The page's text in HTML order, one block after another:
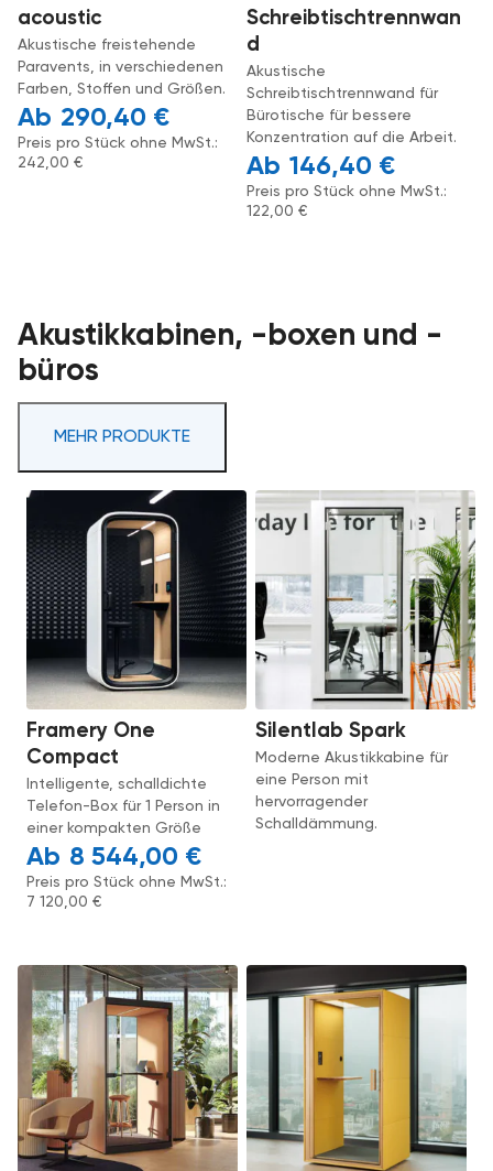
acoustic
Akustische freistehende
Paravents, in verschiedenen
Farben, Stoffen und Größen.
290,40 €
Preis pro Stück ohne MwSt.:
242,00 €
Schreibtischtrennwan
d
Akustische
Schreibtischtrennwand für
Bürotische für bessere
Konzentration auf die Arbeit.
146,40 €
Preis pro Stück ohne MwSt.:
122,00 €
Akustikkabinen, -boxen und -
büros
MEHR PRODUKTE
Framery One
Compact
Intelligente, schalldichte
Telefon-Box für 1 Person in
einer kompakten Größe
8 544,00 €
Preis pro Stück ohne MwSt.:
7 120,00€
Silentlab Spark
Moderne Akustikkabine für
eine Person mit
hervorragender
Schalldämmung.